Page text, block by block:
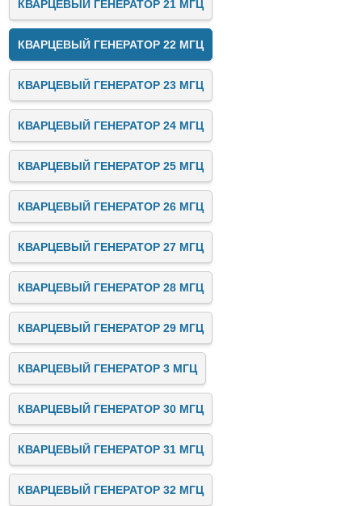
КВАРЦЕВЫЙ ГЕНЕРАТОР 21 МГЦ
КВАРЦЕВЫЙ ГЕНЕРАТОР 22 МГЦ
КВАРЦЕВЫЙ ГЕНЕРАТОР 23 МГЦ
КВАРЦЕВЫЙ ГЕНЕРАТОР 24 МГЦ
КВАРЦЕВЫЙ ГЕНЕРАТОР 25 МГЦ
КВАРЦЕВЫЙ ГЕНЕРАТОР 26 МГЦ
КВАРЦЕВЫЙ ГЕНЕРАТОР 27 МГЦ
КВАРЦЕВЫЙ ГЕНЕРАТОР 28 МГЦ
КВАРЦЕВЫЙ ГЕНЕРАТОР 29 МГЦ
КВАРЦЕВЫЙ ГЕНЕРАТОР 3 МГЦ
КВАРЦЕВЫЙ ГЕНЕРАТОР 30 МГЦ
КВАРЦЕВЫЙ ГЕНЕРАТОР 31 МГЦ
КВАРЦЕВЫЙ ГЕНЕРАТОР 32 МГЦ